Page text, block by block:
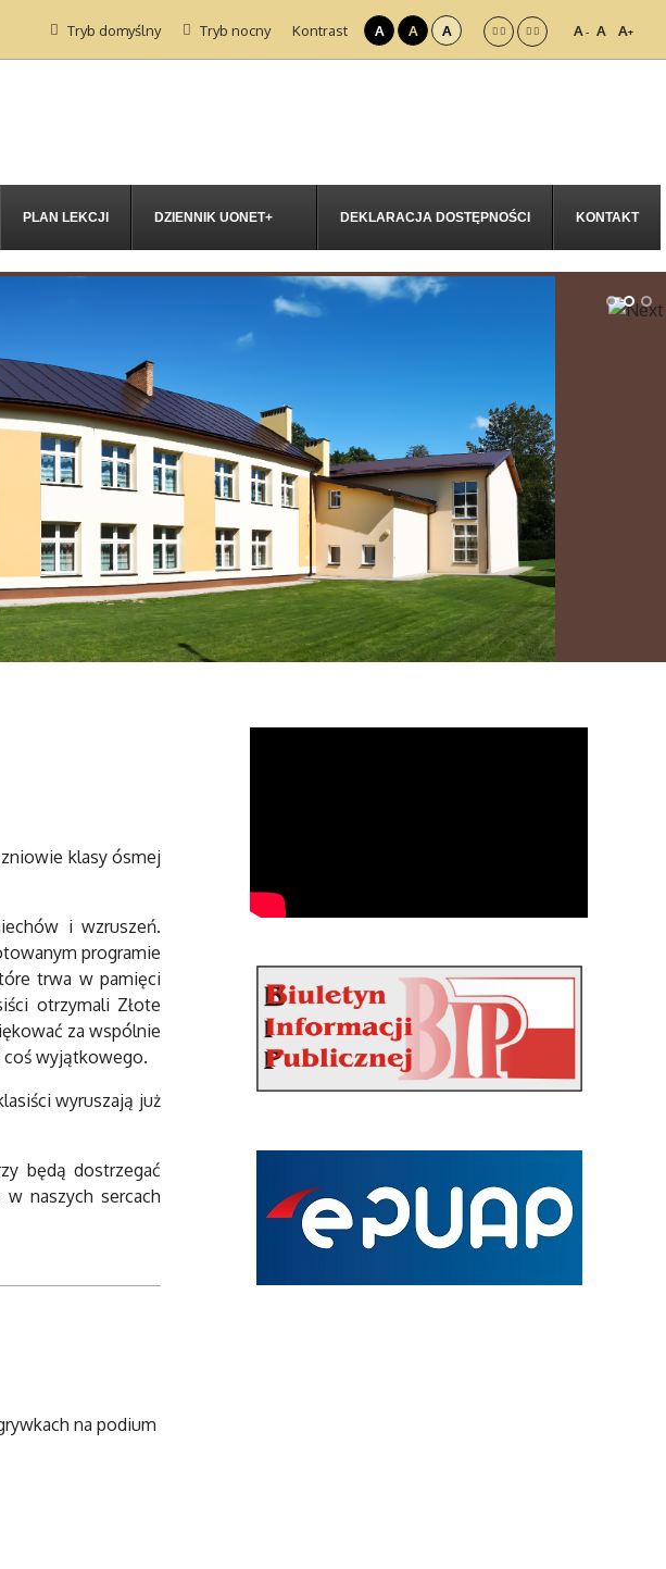
Tryb domyślny Tryb nocny Kontrast A A A A- A A+
PLAN LEKCJI DZIENNIK UONET+ DEKLARACJA DOSTĘPNOŚCI KONTAKT
klasy ósmej
i wzruszeń.
programie
trwa w pamięci
otrzymali Złote
za wspólnie
coś wyjątkowego.
wyruszają już
będą dostrzegać
naszych sercach
na podium